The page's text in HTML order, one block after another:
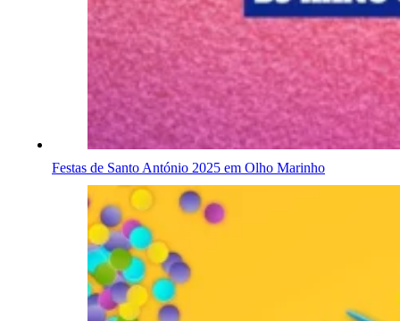
Festas de Santo António 2025 em Olho Marinho